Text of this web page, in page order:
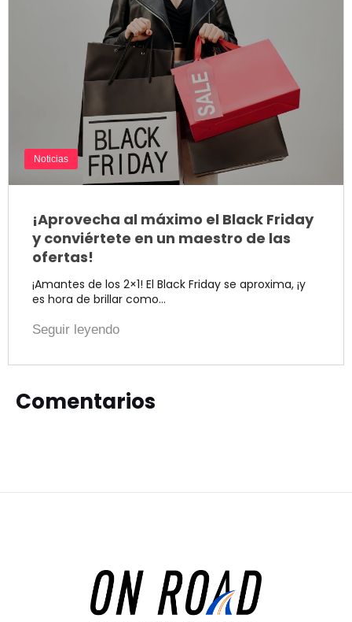
Noticias
¡Aprovecha al máximo el Black Friday
y conviértete en un maestro de las
ofertas!
¡Amantes de los 2×1! El Black Friday se aproxima, ¡y
es hora de brillar como…
Seguir leyendo
Comentarios